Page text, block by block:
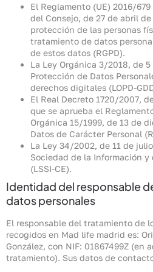
El Reglamento (UE) 2016/
del Consejo, de 27 de abril
protección de las personas
tratamiento de datos
de estos datos (RGPD).
La Ley Orgánica 3/2018, de
Protección de Datos
derechos digitales (LOPD-
El Real Decreto 1720/2007,
que se aprueba el
Orgánica 15/1999, de 13 de
Datos de Carácter Personal
La Ley 34/2002, de 11 de
Sociedad de la Información
(LSSI-CE).
Identidad del responsable
datos personales
El responsable del tratamiento de
recogidos en Mad life madrid es:
González, con NIF: 01867499Z (en
tratamiento). Sus datos de